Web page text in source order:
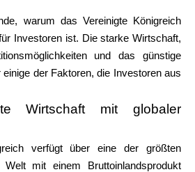
Sie uns
Hilfe
warum das Vereinigte Königreich
Investoren ist. Die starke Wirtschaft,
und das günstige
der Faktoren, die Investoren aus
Wirtschaft mit globaler
verfügt über eine der größten
Welt mit einem Bruttoinlandsprodukt